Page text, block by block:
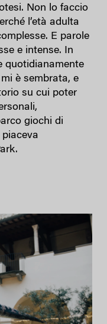
Non lo faccio
l’età adulta
E parole
e intense. In
quotidianamente
è sembrata, e
su cui poter
giochi di